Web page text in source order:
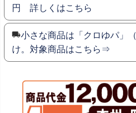
円 詳しくはこちら
小さな商品は「クロゆパ」（
け。対象商品はこちら⇒